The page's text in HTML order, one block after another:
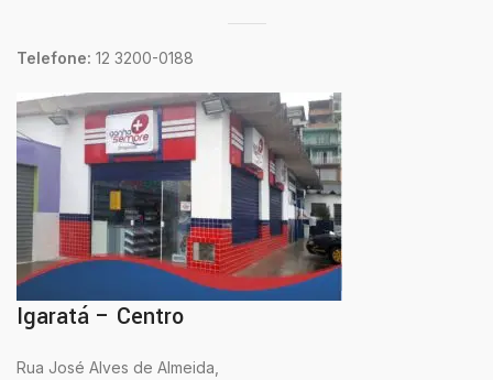
Telefone: 12 3200-0188
Igaratá – Centro
Rua José Alves de Almeida,